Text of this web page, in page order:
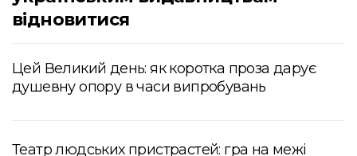
відновитися
Цей Великий день: як коротка проза дарує
душевну опору в часи випробувань
Театр людських пристрастей: гра на межі